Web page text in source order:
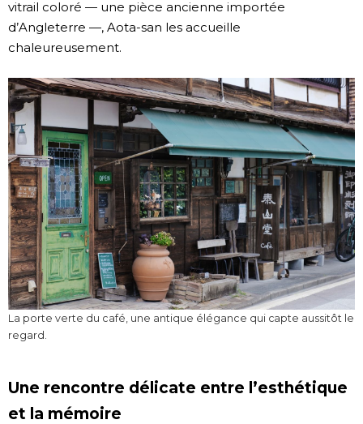
vitrail coloré — une pièce ancienne importée
d’Angleterre —, Aota-san les accueille
chaleureusement.
La porte verte du café, une antique élégance qui capte aussitôt le
regard.
Une rencontre délicate entre l’esthétique
et la mémoire